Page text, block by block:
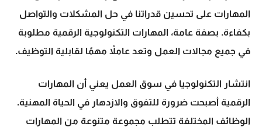
المهارات على تحسين قدراتنا في حل المشكلات والتواصل
بكفاءة. بصفة عامة، المهارات التكنولوجية الرقمية مطلوبة
في جميع مجالات العمل وتعد عاملاً مهمًا لقابلية التوظيف.
انتشار التكنولوجيا في سوق العمل يعني أن المهارات
الرقمية أصبحت ضرورة للتفوق والازدهار في الحياة المهنية.
الوظائف المختلفة تتطلب مجموعة متنوعة من المهارات